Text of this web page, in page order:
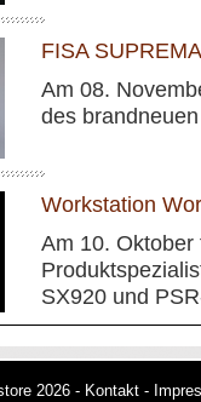
FISA
Am 08.
des
Workstation
Am 10.
SX920 und
2026 - Kontakt -